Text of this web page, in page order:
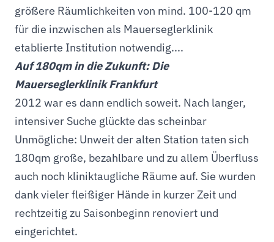
größere Räumlichkeiten von mind. 100-120 qm
für die inzwischen als Mauerseglerklinik
etablierte Institution notwendig....
Auf 180qm in die Zukunft: Die
Mauerseglerklinik Frankfurt
2012 war es dann endlich soweit. Nach langer,
intensiver Suche glückte das scheinbar
Unmögliche: Unweit der alten Station taten sich
180qm große, bezahlbare und zu allem Überfluss
auch noch kliniktaugliche Räume auf. Sie wurden
dank vieler fleißiger Hände in kurzer Zeit und
rechtzeitig zu Saisonbeginn renoviert und
eingerichtet.